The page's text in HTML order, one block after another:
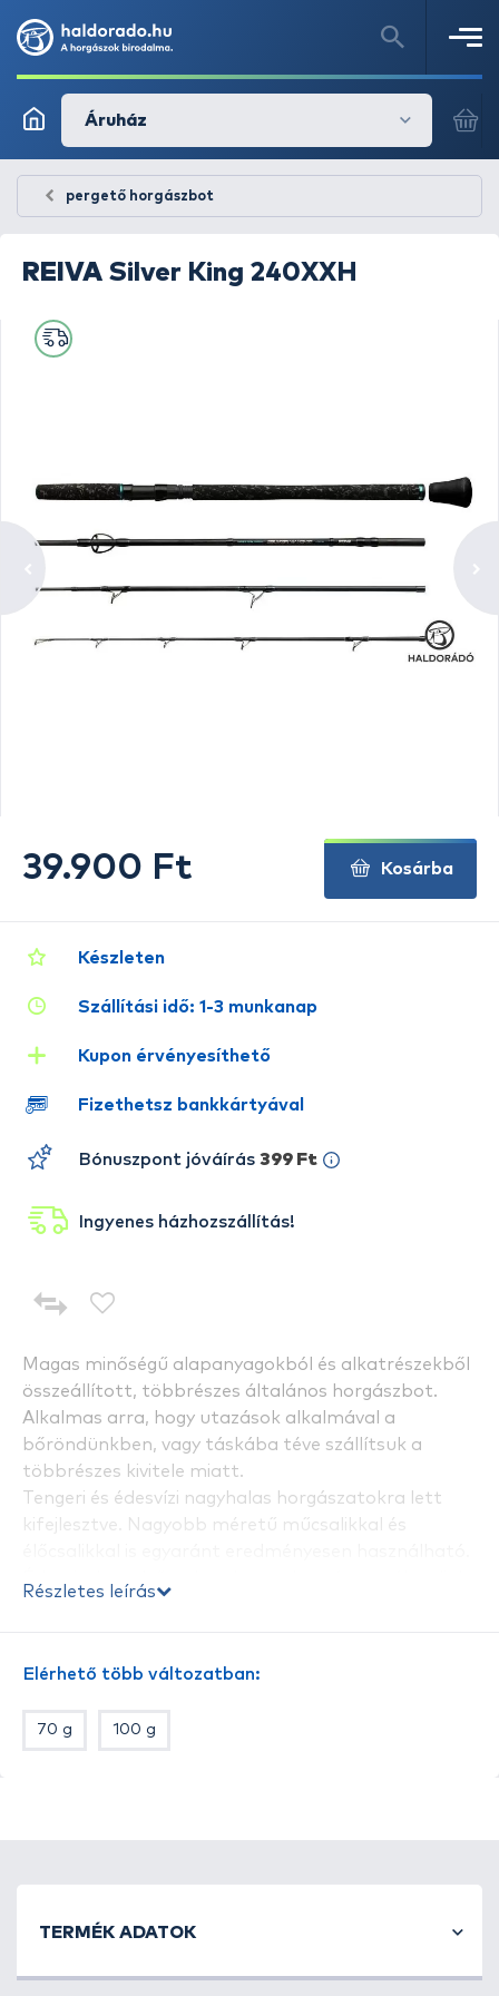
Áruház
pergető horgászbot
REIVA Silver King 240XXH
Magas minőségű alapanyagokból és alkatrészekből
összeállított, többrészes általános horgászbot.
Alkalmas arra, hogy utazások alkalmával a
bőröndünkben, vagy táskába téve szállítsuk a
többrészes kivitele miatt.
Tengeri és édesvízi nagyhalas horgászatokra lett
kifejlesztve. Nagyobb méretű műcsalikkal és
egyaránt.
vastag fonott zsinórokkal is könnyen tudunk dobni
- Hossz: 2,40 m
Részletes leírás
Elérhető több változatban:
70 g 100 g
Készleten
Szállítási idő: 1-3 munkanap
Kupon érvényesíthető
Fizethetsz bankkártyával
Bónuszpont jóváírás 399 Ft
Ingyenes házhozszállítás!
39.900 Ft Kosárba
TERMÉK ADATOK